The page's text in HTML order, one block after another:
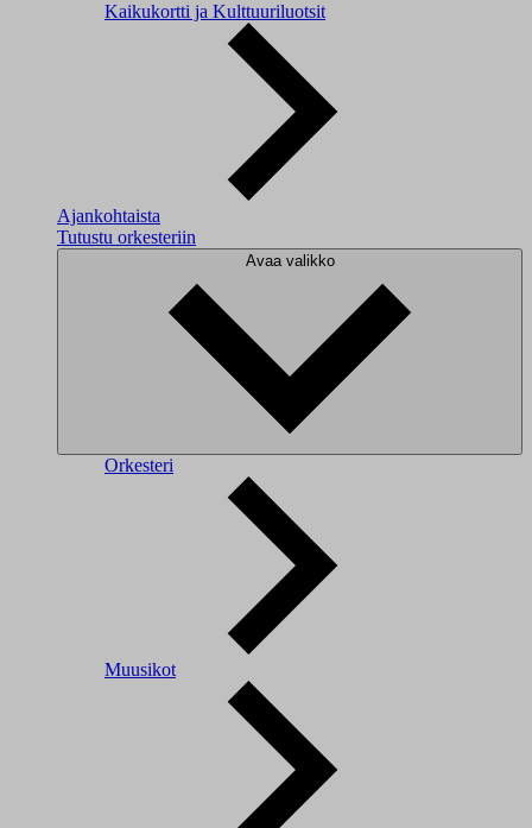
Kaikukortti ja Kulttuuriluotsit
Ajankohtaista
Tutustu orkesteriin
Avaa valikko
Orkesteri
Muusikot